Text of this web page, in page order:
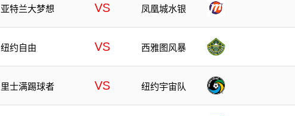
亚特兰大梦想 VS 凤凰城水银
纽约自由 VS 西雅图风暴
里士满踢球者 VS 纽约宇宙队